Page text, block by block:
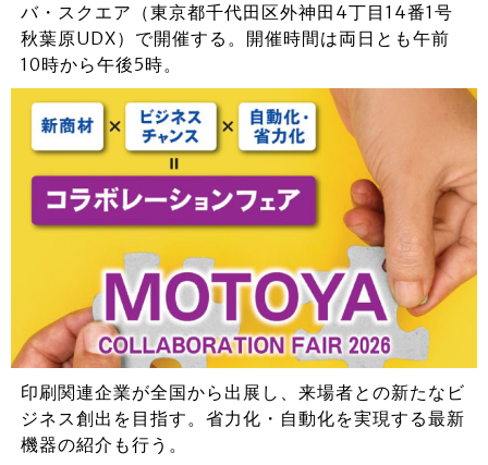
バ・スクエア（東京都千代田区外神田4丁目14番1号
秋葉原UDX）で開催する。開催時間は両日とも午前
10時から午後5時。
印刷関連企業が全国から出展し、来場者との新たなビ
ジネス創出を目指す。省力化・自動化を実現する最新
機器の紹介も行う。